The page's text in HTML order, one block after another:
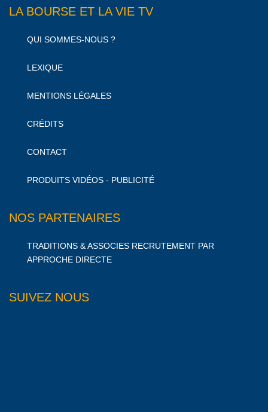
LA BOURSE ET LA VIE TV
QUI SOMMES-NOUS ?
LEXIQUE
MENTIONS LÉGALES
CRÉDITS
CONTACT
PRODUITS VIDÉOS - PUBLICITÉ
NOS PARTENAIRES
TRADITIONS & ASSOCIES RECRUTEMENT PAR
APPROCHE DIRECTE
SUIVEZ NOUS